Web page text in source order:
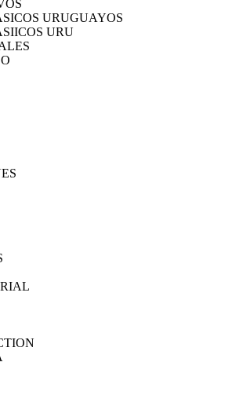
URUGUAYOS
URU